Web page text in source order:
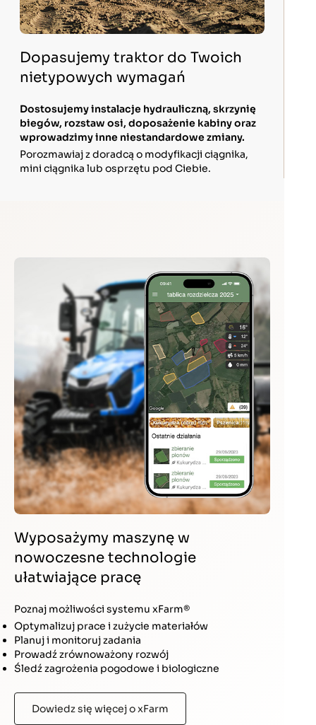
Dopasujemy traktor do Twoich
nietypowych wymagań
Dostosujemy instalacje hydrauliczną, skrzynię
biegów, rozstaw osi, doposażenie kabiny oraz
wprowadzimy inne niestandardowe zmiany.
Porozmawiaj z doradcą o modyfikacji ciągnika,
mini ciągnika lub osprzętu pod Ciebie.
Wyposażymy maszynę w
nowoczesne technologie
ułatwiające pracę
Poznaj możliwości systemu xFarm®
Optymalizuj prace i zużycie materiałów
Planuj i monitoruj zadania
Prowadź zrównoważony rozwój
Śledź zagrożenia pogodowe i biologiczne
Dowiedz się więcej o xFarm